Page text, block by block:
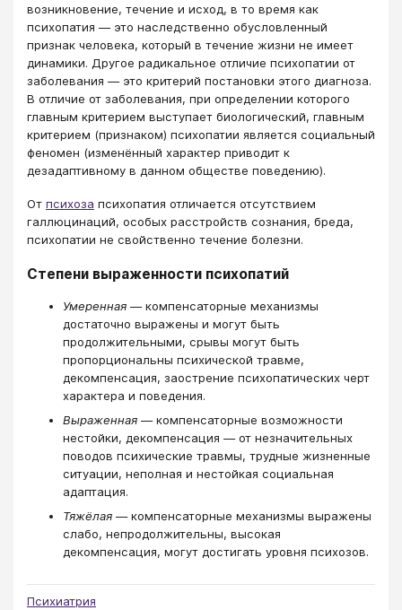
возникновение, течение и исход, в то время как
психопатия — это наследственно обусловленный
признак человека, который в течение жизни не имеет
динамики. Другое радикальное отличие психопатии от
заболевания — это критерий постановки этого диагноза.
В отличие от заболевания, при определении которого
главным критерием выступает биологический, главным
критерием (признаком) психопатии является социальный
феномен (изменённый характер приводит к
дезадаптивному в данном обществе поведению).
От психоза психопатия отличается отсутствием
галлюцинаций, особых расстройств сознания, бреда,
психопатии не свойственно течение болезни.
Степени выраженности психопатий
Умеренная — компенсаторные механизмы
достаточно выражены и могут быть
продолжительными, срывы могут быть
пропорциональны психической травме,
декомпенсация, заострение психопатических черт
характера и поведения.
Выраженная — компенсаторные возможности
нестойки, декомпенсация — от незначительных
поводов психические травмы, трудные жизненные
ситуации, неполная и нестойкая социальная
адаптация.
Тяжёлая — компенсаторные механизмы выражены
слабо, непродолжительны, высокая
декомпенсация, могут достигать уровня психозов.
Психиатрия